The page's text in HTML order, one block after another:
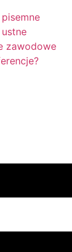
pisemne
ustne
zawodowe